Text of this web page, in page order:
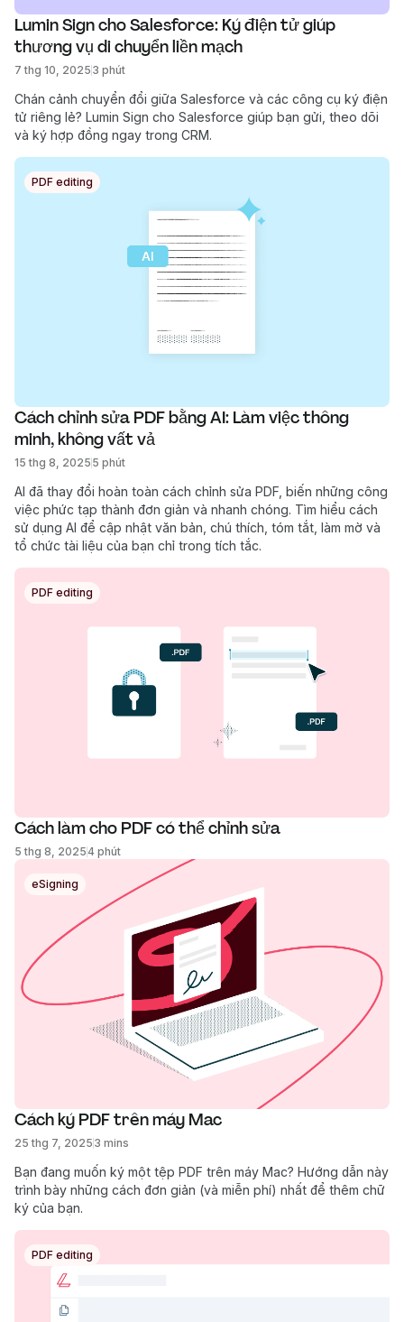
Lumin Sign cho Salesforce: Ký điện tử giúp
thương vụ di chuyển liền mạch
7 thg 10, 2025 3 phút
Chán cảnh chuyển đổi giữa Salesforce và các công cụ ký điện
tử riêng lẻ? Lumin Sign cho Salesforce giúp bạn gửi, theo dõi
và ký hợp đồng ngay trong CRM.
PDF editing
Cách chỉnh sửa PDF bằng AI: Làm việc thông
minh, không vất vả
15 thg 8, 2025 5 phút
AI đã thay đổi hoàn toàn cách chỉnh sửa PDF, biến những công
việc phức tạp thành đơn giản và nhanh chóng. Tìm hiểu cách
sử dụng AI để cập nhật văn bản, chú thích, tóm tắt, làm mờ và
tổ chức tài liệu của bạn chỉ trong tích tắc.
PDF editing
Cách làm cho PDF có thể chỉnh sửa
5 thg 8, 20254 phút
eSigning
Cách ký PDF trên máy Mac
25 thg 7, 2025 3 mins
Bạn đang muốn ký một tệp PDF trên máy Mac? Hướng dẫn này
trình bày những cách đơn giản (và miễn phí) nhất để thêm chữ
ký của bạn.
PDF editing